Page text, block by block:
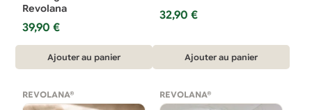
Revolana
39,90€
Ajouter au panier
32,90 €
Ajouter au panier
REVOLANA® REVOLANA®